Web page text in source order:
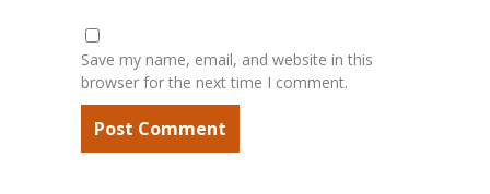
Save my name, email, and website in this
browser for the next time I comment.